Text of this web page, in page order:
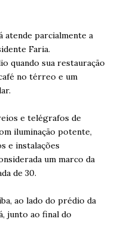
atende parcialmente a
Faria.
quando sua restauração
no térreo e um
e telégrafos de
iluminação potente,
e instalações
um marco da
de 30.
ao lado do prédio da
junto ao final do